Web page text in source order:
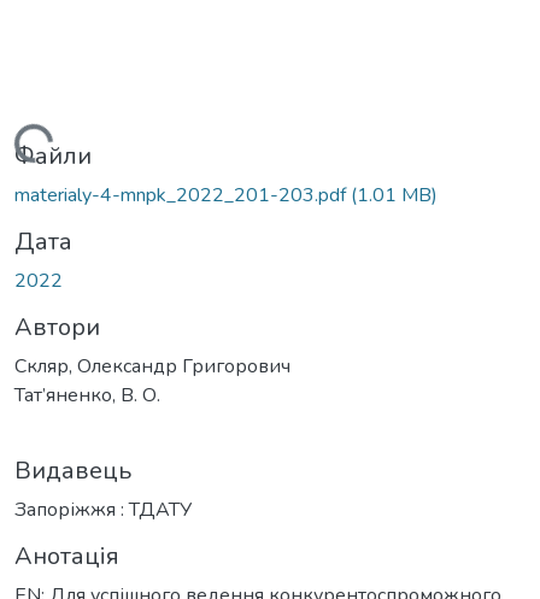
Файли
materialy-4-mnpk_2022_201-203.pdf(1.01 MB)
Дата
2022
Автори
Скляр, Олександр Григорович
Тат’яненко, В. О.
Видавець
Запоріжжя : ТДАТУ
Анотація